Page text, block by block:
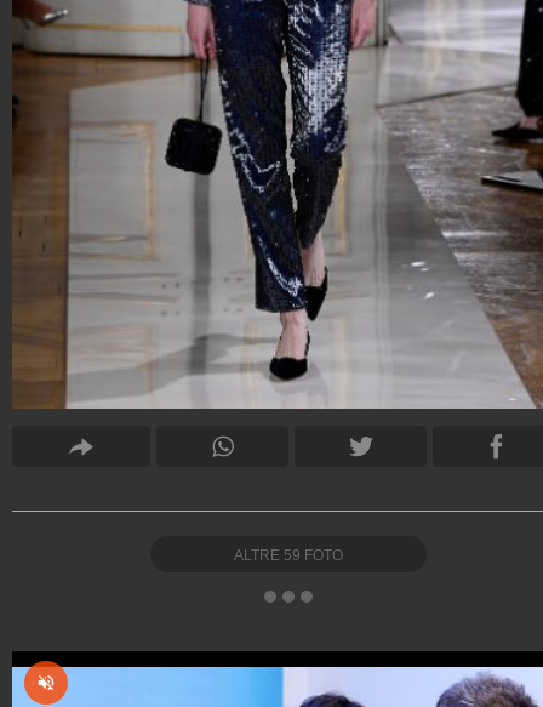
ALTRE 59 FOTO